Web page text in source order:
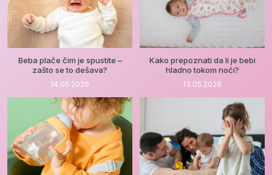
Beba plače čim je spustite –
zašto se to dešava?
14.05.2026
Kako prepoznati da li je bebi
hladno tokom noći?
13.05.2026